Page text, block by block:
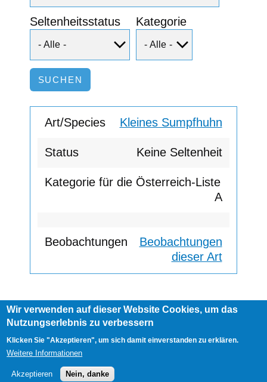
Seltenheitsstatus Kategorie
Kleines Sumpfhuhn
Keine Seltenheit
A
Beobachtungen
dieser Art
Footer
menu
AGB Impressum Links
User
account
Anmelden
Wir verwenden auf dieser Website Cookies, um das
Nutzungserlebnis zu verbessern
Klicken Sie "Akzeptieren", um sich damit einverstanden zu erklären.
Weitere Informationen
Akzeptieren Nein, danke